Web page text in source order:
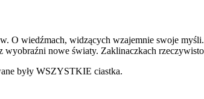
O wiedźmach, widzących wzajemnie swoje
wyobraźni nowe światy. Zaklinaczkach
były WSZYSTKIE ciastka.